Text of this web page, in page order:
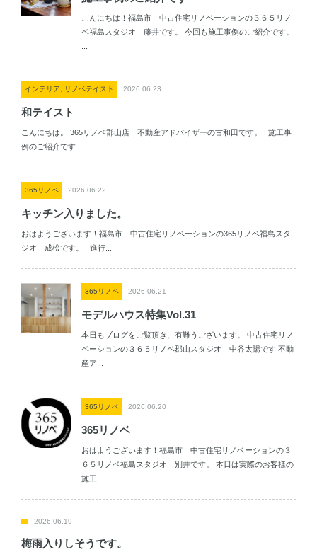
こんにちは！福島市 中古住宅リノベーションの３６５リノ
ベ福島スタジオ 藤井です。 今回も施工事例のご紹介です。
インテリア, リノベテイスト 2026.06.23
和テイスト
こんにちは。 365リノベ郡山店 不動産アドバイザーの古和田です。 施工事
例のご紹介です...
365リノベ 2026.06.22
キッチン入りました。
おはようございます！福島市 中古住宅リノベーションの365リノベ福島スタ
ジオ 成松です。 進行...
365リノベ 2026.06.21
モデルハウス特集Vol.31
本日もブログをご覧頂き、有難うございます。 中古住宅リノ
ベーションの３６５リノベ郡山スタジオ 中谷太陽です 不動
産ア...
365リノベ 2026.06.20
365リノベ
おはようございます！福島市 中古住宅リノベーションの３
６５リノベ福島スタジオ 別井です。 本日は実際のお客様の
施工...
2026.06.19
梅雨入りしそうです。